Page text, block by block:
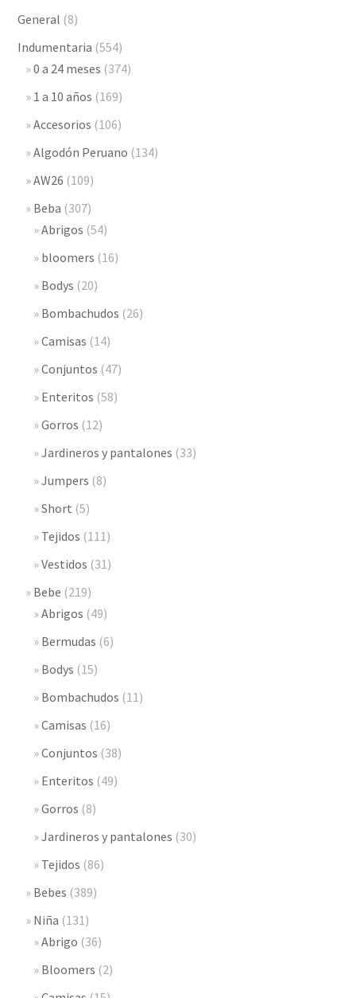
General (8)
Indumentaria (554)
0 a 24 meses (374)
1 a 10 años (169)
Accesorios (106)
Algodón Peruano (134)
AW26 (109)
Beba (307)
Abrigos (54)
bloomers (16)
Bodys (20)
Bombachudos (26)
Camisas (14)
Conjuntos (47)
Enteritos (58)
Gorros (12)
Jardineros y pantalones (33)
Jumpers (8)
Short (5)
Tejidos (111)
Vestidos (31)
Bebe (219)
Abrigos (49)
Bermudas (6)
Bodys (15)
Bombachudos (11)
Camisas (16)
Conjuntos (38)
Enteritos (49)
Gorros (8)
Jardineros y pantalones (30)
Tejidos (86)
Bebes (389)
Niña (131)
Abrigo (36)
Bloomers (2)